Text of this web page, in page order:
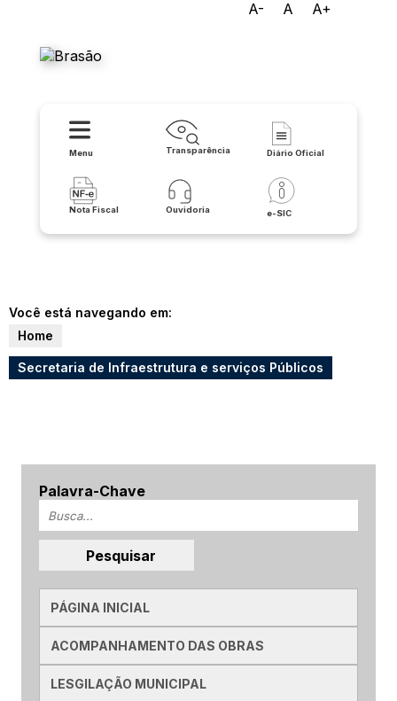
A- A A+
Menu Transparência Diário Oficial
Nota Fiscal Ouvidoria e-SIC
Você está navegando em:
Home
Secretaria de Infraestrutura e serviços Públicos
Palavra-Chave
PÁGINA INICIAL
ACOMPANHAMENTO DAS OBRAS
LESGILAÇÃO MUNICIPAL